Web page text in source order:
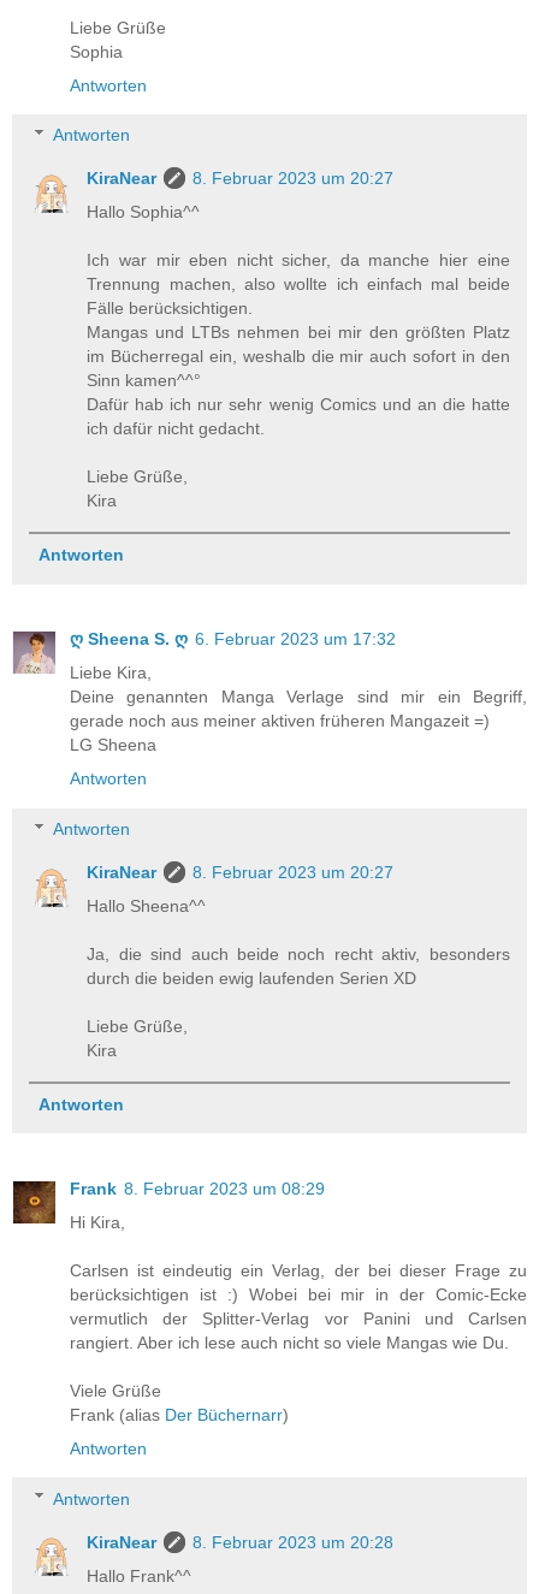
Liebe Grüße
Sophia
Antworten
Antworten
KiraNear
8. Februar 2023 um 20:27
Hallo Sophia^^
Ich war mir eben nicht sicher, da manche hier eine
Trennung machen, also wollte ich einfach mal beide
Fälle berücksichtigen.
Mangas und LTBs nehmen bei mir den größten Platz
im Bücherregal ein, weshalb die mir auch sofort in den
Sinn kamen^^°
Dafür hab ich nur sehr wenig Comics und an die hatte
ich dafür nicht gedacht.
Liebe Grüße,
Kira
Antworten
ღ Sheena S. ღ 6. Februar 2023 um 17:32
Liebe Kira,
Deine genannten Manga Verlage sind mir ein Begriff,
gerade noch aus meiner aktiven früheren Mangazeit =)
LG Sheena
Antworten
Antworten
KiraNear
8. Februar 2023 um 20:27
Hallo Sheena^^
Ja, die sind auch beide noch recht aktiv, besonders
durch die beiden ewig laufenden Serien XD
Liebe Grüße,
Kira
Antworten
Frank 8. Februar 2023 um 08:29
Hi Kira,
Carlsen ist eindeutig ein Verlag, der bei dieser Frage zu
berücksichtigen ist :) Wobei bei mir in der Comic-Ecke
vermutlich der Splitter-Verlag vor Panini und Carlsen
rangiert. Aber ich lese auch nicht so viele Mangas wie Du.
Viele Grüße
Frank (alias Der Büchernarr)
Antworten
Antworten
KiraNear
8. Februar 2023 um 20:28
Hallo Frank^^